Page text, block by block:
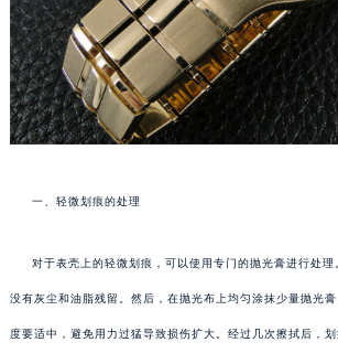
一、轻微划痕的处理
对于表壳上的轻微划痕，可以使用专门的抛光膏进行处
没有灰尘和油脂残留。然后，在抛光布上均匀涂抹少量抛光
度要适中，避免用力过猛导致损伤扩大。经过几次擦拭后，划